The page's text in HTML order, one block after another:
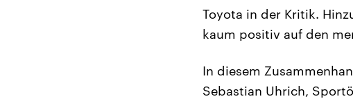
Toyota in der Kritik.
kaum positiv auf den
In diesem
Sebastian Uhrich,